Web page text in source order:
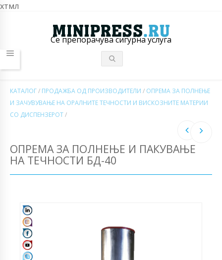
хтмл
Се препорачува сигурна услуга
КАТАЛОГ/ ПРОДАЖБА ОД ПРОИЗВОДИТЕЛИ / ОПРЕМА ЗА ПОЛНЕЊЕ
И ЗАЧУВУВАЊЕ НА ОРАЛНИТЕ ТЕЧНОСТИ И ВИСКОЗНИТЕ МАТЕРИИ
СО ДИСПЕНЗЕРОТ/
ОПРЕМА ЗА ПОЛНЕЊЕ И ПАКУВАЊЕ
НА ТЕЧНОСТИ БД-40